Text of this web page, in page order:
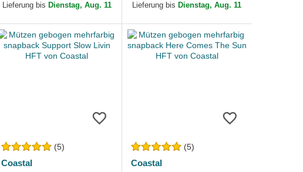
Lieferung bis Dienstag, Aug. 11 Lieferung bis Dienstag, Aug. 11
(5)
Coastal
(5)
Coastal